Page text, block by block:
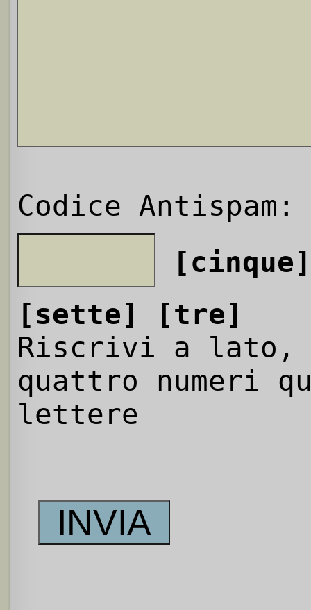
Codice Antispam:
[cinque]
[sette]
[tre]
Riscrivi a
quattro numeri
lettere